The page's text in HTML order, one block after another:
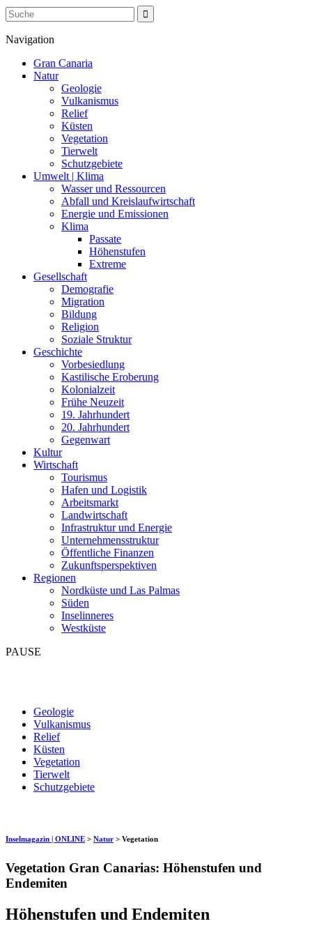
Navigation
Gran Canaria
Natur
Geologie
Vulkanismus
Relief
Küsten
Vegetation
Tierwelt
Schutzgebiete
Umwelt | Klima
Wasser und Ressourcen
Abfall und Kreislaufwirtschaft
Energie und Emissionen
Klima
Passate
Höhenstufen
Extreme
Gesellschaft
Demografie
Migration
Bildung
Religion
Soziale Struktur
Geschichte
Vorbesiedlung
Kastilische Eroberung
Kolonialzeit
Frühe Neuzeit
19. Jahrhundert
20. Jahrhundert
Gegenwart
Kultur
Wirtschaft
Tourismus
Hafen und Logistik
Arbeitsmarkt
Landwirtschaft
Infrastruktur und Energie
Unternehmensstruktur
Öffentliche Finanzen
Zukunftsperspektiven
Regionen
Nordküste und Las Palmas
Süden
Inselinneres
Westküste
PAUSE
Geologie
Vulkanismus
Relief
Küsten
Vegetation
Tierwelt
Schutzgebiete
Inselmagazin | ONLINE > Natur > Vegetation
Vegetation Gran Canarias: Höhenstufen und
Endemiten
Höhenstufen und Endemiten